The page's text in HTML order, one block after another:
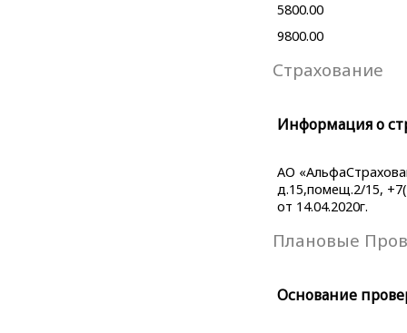
5800.00
9800.00
Страхование
Информация о
АО
д.15,помещ.2/15,
от 14.04.2020г.
Плановые
Основание